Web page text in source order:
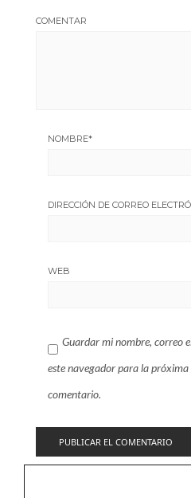
COMENTAR
NOMBRE*
DIRECCIÓN DE CORREO
WEB
Guardar mi nombre, correo
este navegador para la próxima
comentario.